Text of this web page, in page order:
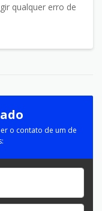
qualquer erro de
o contato de um de